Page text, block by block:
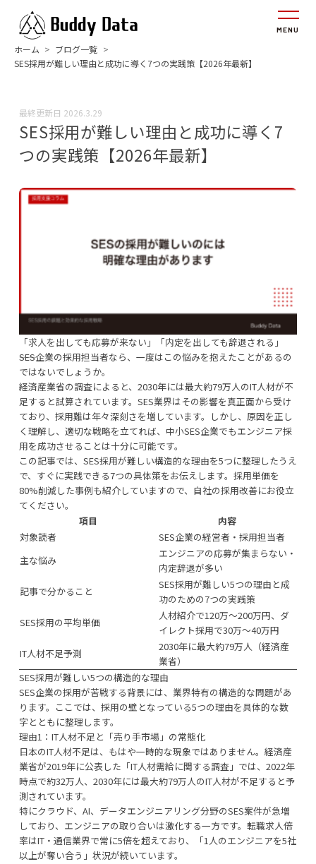
ホーム
ブログ一覧
SES採用が難しい理由と成功に導く7つの実践策【2026年最新】
最終更新日 2026.3.29
SES採用が難しい理由と成功に導く7
つの実践策【2026年最新】
「求人を出しても応募が来ない」「内定を出しても辞退される」
――SES企業の採用担当者なら、一度はこの悩みを抱えたことがあるの
ではないでしょうか。
経済産業省の調査によると、2030年には最大約79万人のIT人材が不
足すると試算されています。SES業界はその影響を真正面から受け
ており、採用難は年々深刻さを増しています。しかし、原因を正し
く理解し、適切な戦略を立てれば、中小SES企業でもエンジニア採
用を成功させることは十分に可能です。
この記事では、SES採用が難しい構造的な理由を5つに整理したうえ
で、すぐに実践できる7つの具体策をお伝えします。採用単価を
80%削減した事例も紹介していますので、自社の採用改善にお役立
てください。
項目
内容
対象読者
SES企業の経営者・採用担当者
主な悩み
エンジニアの応募が集まらない・
内定辞退が多い
記事で分かること
SES採用が難しい5つの理由と成
功のための7つの実践策
SES採用の平均単価
人材紹介で120万〜200万円、ダ
イレクト採用で30万〜40万円
IT人材不足予測
2030年に最大約79万人（経済産
業省）
SES採用が難しい5つの構造的な理由
SES企業の採用が苦戦する背景には、業界特有の構造的な問題があ
ります。ここでは、採用の壁となっている5つの理由を具体的な数
字とともに整理します。
理由1：IT人材不足と「売り手市場」の常態化
日本のIT人材不足は、もはや一時的な現象ではありません。経済産
業省が2019年に公表した「IT人材需給に関する調査」では、2022年
時点で約32万人、2030年には最大約79万人のIT人材が不足すると予
測されています。
特にクラウド、AI、データエンジニアリング分野のSES案件が急増
しており、エンジニアの取り合いは激化する一方です。転職求人倍
率はIT・通信業界で常に5倍を超えており、「1人のエンジニアを5社
以上が奪い合う」状況が続いています。